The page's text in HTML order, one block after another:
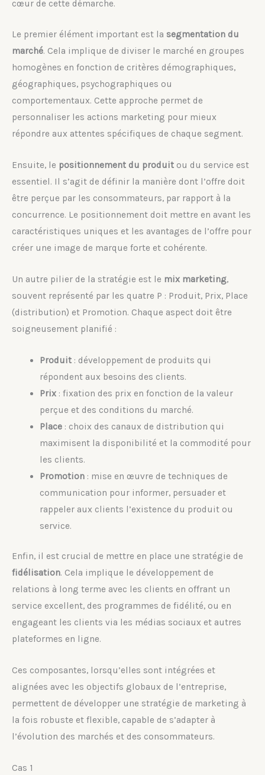
cœur de cette démarche.
Le premier élément important est la segmentation du
marché. Cela implique de diviser le marché en groupes
homogènes en fonction de critères démographiques,
géographiques, psychographiques ou
comportementaux. Cette approche permet de
personnaliser les actions marketing pour mieux
répondre aux attentes spécifiques de chaque segment.
Ensuite, le positionnement du produit ou du service est
essentiel. Il s’agit de définir la manière dont l’offre doit
être perçue par les consommateurs, par rapport à la
concurrence. Le positionnement doit mettre en avant les
caractéristiques uniques et les avantages de l’offre pour
créer une image de marque forte et cohérente.
Un autre pilier de la stratégie est le mix marketing,
souvent représenté par les quatre P : Produit, Prix, Place
(distribution) et Promotion. Chaque aspect doit être
soigneusement planifié :
Produit: développement de produits qui
répondent aux besoins des clients.
Prix: fixation des prix en fonction de la valeur
perçue et des conditions du marché.
Place: choix des canaux de distribution qui
maximisent la disponibilité et la commodité pour
les clients.
Promotion: mise en œuvre de techniques de
communication pour informer, persuader et
rappeler aux clients l’existence du produit ou
service.
Enfin, il est crucial de mettre en place une stratégie de
fidélisation. Cela implique le développement de
relations à long terme avec les clients en offrant un
service excellent, des programmes de fidélité, ou en
engageant les clients via les médias sociaux et autres
plateformes en ligne.
Ces composantes, lorsqu’elles sont intégrées et
alignées avec les objectifs globaux de l’entreprise,
permettent de développer une stratégie de marketing à
la fois robuste et flexible, capable de s’adapter à
l’évolution des marchés et des consommateurs.
Cas 1